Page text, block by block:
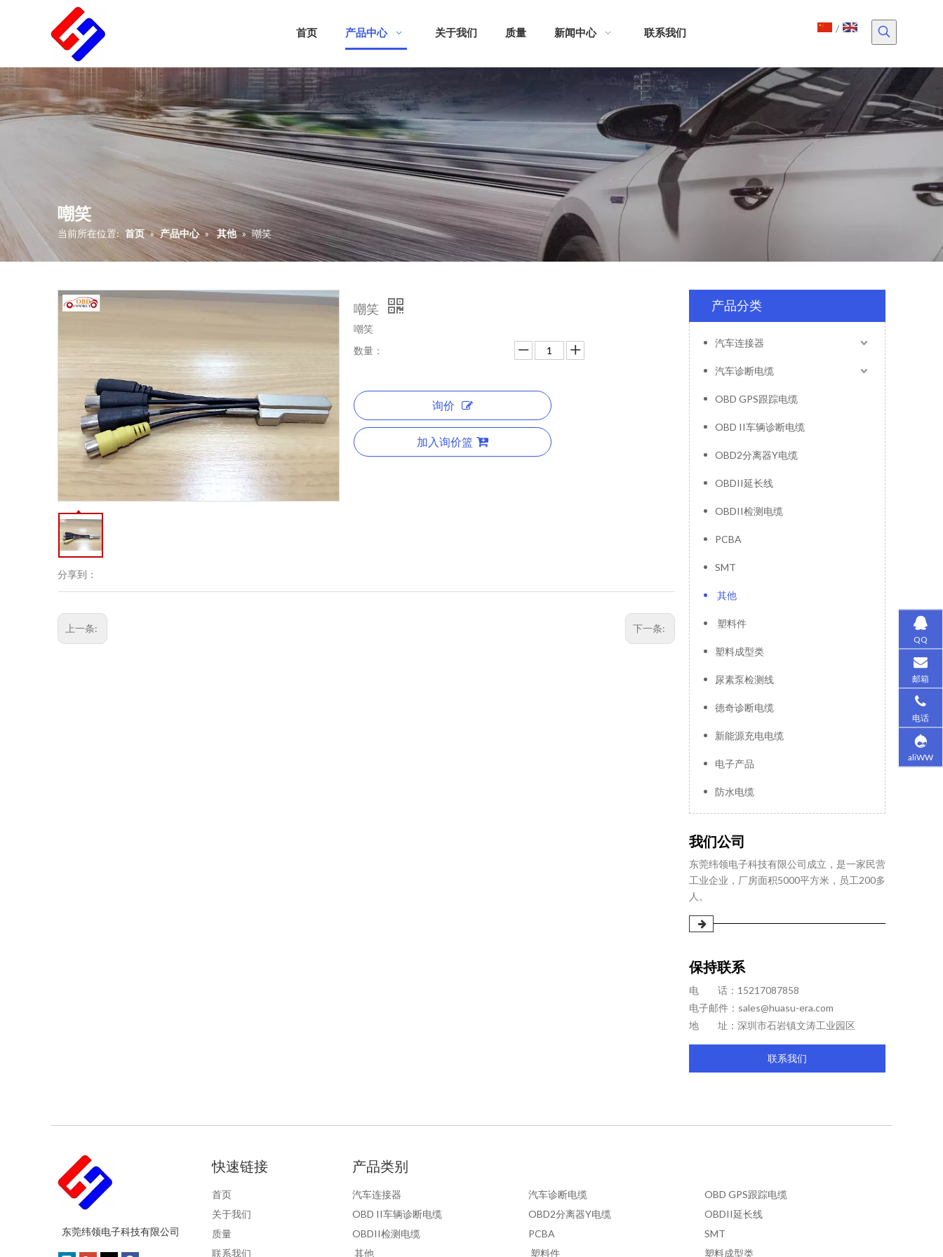
首页 产品中心 关于我们 质量 新闻中心 联系我们 /
嘲笑
当前所在位置: 首页 » 产品中心 » 其他 » 嘲笑
分享到：
嘲笑
嘲笑
数量：
询价
加入询价篮
上一条: 下一条:
产品分类
汽车连接器
汽车诊断电缆
OBD GPS跟踪电缆
OBD II车辆诊断电缆
OBD2分离器Y电缆
OBDII延长线
OBDII检测电缆
PCBA
SMT
其他
塑料件
塑料成型类
尿素泵检测线
德奇诊断电缆
新能源充电电缆
电子产品
防水电缆
我们公司
东莞纬领电子科技有限公司成立，是一家民营
工业企业，厂房面积5000平方米，员工200多
人。
保持联系
电 话：15217087858
电子邮件： sales@huasu-era.com
地 址：深圳市石岩镇文涛工业园区
联系我们
东莞纬领电子科技有限公司
QQ
邮箱
电话
aliWW
快速链接
首页
关于我们
质量
联系我们
产品类别
汽车连接器 汽车诊断电缆
OBD GPS跟踪电缆
OBD II车辆诊断电缆
OBD2分离器Y电缆
OBDII延长线
OBDII检测电缆
PCBA
SMT
其他
塑料件 塑料成型类